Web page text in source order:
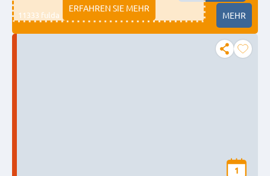
ERFAHREN SIE MEHR
11333 fulda MEHR
1